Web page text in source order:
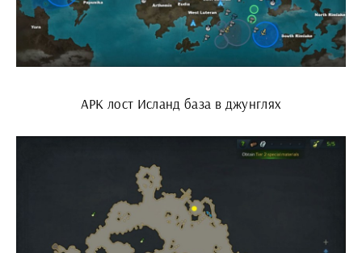
АРК лост Исланд база в джунглях